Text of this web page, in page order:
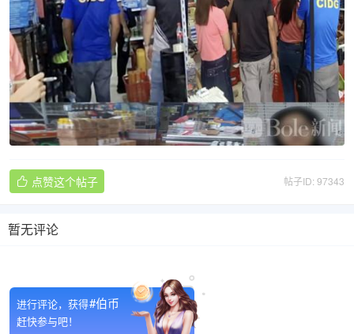
帖子ID: 97343
 点赞这个帖子
暂无评论

进行评论，获得#伯币
赶快参与吧！